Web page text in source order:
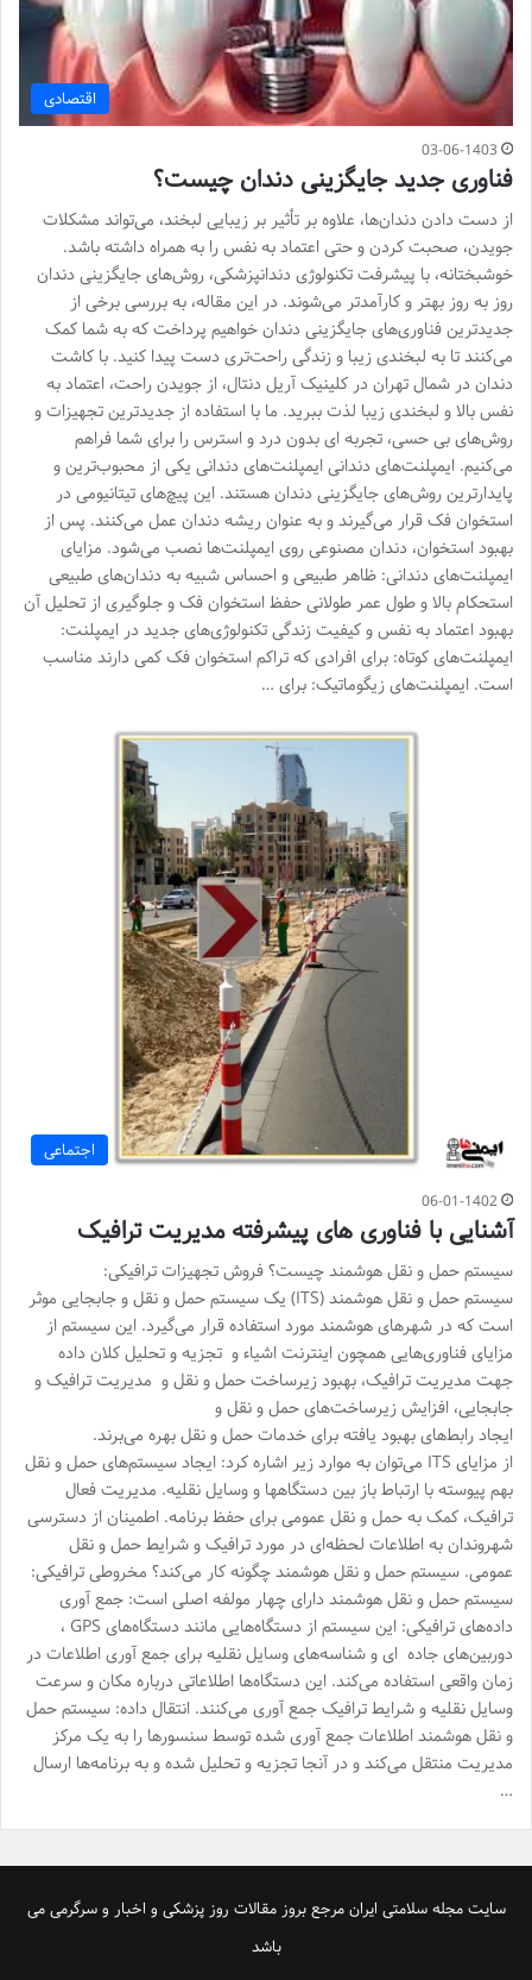
اقتصادی
03-06-1403
فناوری جدید جایگزینی دندان چیست؟
از دست دادن دندان‌ها، علاوه بر تأثیر بر زیبایی لبخند، می‌تواند مشکلات
جویدن، صحبت کردن و حتی اعتماد به نفس را به همراه داشته باشد.
خوشبختانه، با پیشرفت تکنولوژی دندانپزشکی، روش‌های جایگزینی دندان
روز به روز بهتر و کارآمدتر می‌شوند. در این مقاله، به بررسی برخی از
جدیدترین فناوری‌های جایگزینی دندان خواهیم پرداخت که به شما کمک
می‌کنند تا به لبخندی زیبا و زندگی راحت‌تری دست پیدا کنید. با کاشت
دندان در شمال تهران در کلینیک آریل دنتال، از جویدن راحت، اعتماد به
نفس بالا و لبخندی زیبا لذت ببرید. ما با استفاده از جدیدترین تجهیزات و
روش‌های بی حسی، تجربه ای بدون درد و استرس را برای شما فراهم
می‌کنیم. ایمپلنت‌های دندانی ایمپلنت‌های دندانی یکی از محبوب‌ترین و
پایدارترین روش‌های جایگزینی دندان هستند. این پیچ‌های تیتانیومی در
استخوان فک قرار می‌گیرند و به عنوان ریشه دندان عمل می‌کنند. پس از
بهبود استخوان، دندان مصنوعی روی ایمپلنت‌ها نصب می‌شود. مزایای
ایمپلنت‌های دندانی: ظاهر طبیعی و احساس شبیه به دندان‌های طبیعی
استحکام بالا و طول عمر طولانی حفظ استخوان فک و جلوگیری از تحلیل آن
بهبود اعتماد به نفس و کیفیت زندگی تکنولوژی‌های جدید در ایمپلنت:
ایمپلنت‌های کوتاه: برای افرادی که تراکم استخوان فک کمی دارند مناسب
است. ایمپلنت‌های زیگوماتیک: برای …
اجتماعی
06-01-1402
آشنایی با فناوری های پیشرفته مدیریت ترافیک
سیستم حمل و نقل هوشمند چیست؟ فروش تجهیزات ترافیکی:
سیستم حمل و نقل هوشمند (ITS) یک سیستم حمل و نقل و جابجایی موثر
است که در شهرهای هوشمند مورد استفاده قرار می‌گیرد. این سیستم از
مزایای فناوری‌هایی همچون اینترنت اشیاء و تجزیه و تحلیل کلان داده
جهت مدیریت ترافیک، بهبود زیرساخت حمل و نقل و مدیریت ترافیک و
جابجایی، افزایش زیرساخت‌های حمل و نقل و
ایجاد رابط‌های بهبود یافته برای خدمات حمل و نقل بهره می‌برند.
از مزایای ITS می‌توان به موارد زیر اشاره کرد: ایجاد سیستم‌های حمل و نقل
بهم پیوسته با ارتباط باز بین دستگاهها و وسایل نقلیه. مدیریت فعال
ترافیک، کمک به حمل و نقل عمومی ‌برای حفظ برنامه. اطمینان از دسترسی
شهروندان به اطلاعات لحظه‌ای در مورد ترافیک و شرایط حمل و نقل
عمومی. سیستم حمل و نقل هوشمند چگونه کار می‌کند؟ مخروطی ترافیکی:
سیستم حمل و نقل هوشمند دارای چهار مولفه اصلی است: جمع آوری
داده‌های ترافیکی: این سیستم از دستگاه‌هایی مانند دستگاه‌های GPS ،
دوربین‌های جاده ای و شناسه‌های وسایل نقلیه برای جمع آوری اطلاعات در
زمان واقعی استفاده می‌کند. این دستگاه‌ها اطلاعاتی درباره مکان و سرعت
وسایل نقلیه و شرایط ترافیک جمع آوری می‌کنند. انتقال داده: سیستم حمل
و نقل هوشمند اطلاعات جمع آوری شده توسط سنسورها را به یک مرکز
مدیریت منتقل می‌کند و در آنجا تجزیه و تحلیل شده و به برنامه‌ها ارسال
…
سایت مجله سلامتی ایران مرجع بروز مقالات روز پزشکی و اخبار و سرگرمی می
باشد